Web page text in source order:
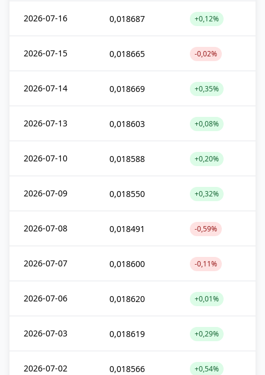
2026-07-16 0,018687 +0,12%
2026-07-15 0,018665 -0,02%
2026-07-14 0,018669 +0,35%
2026-07-13 0,018603 +0,08%
2026-07-10 0,018588 +0,20%
2026-07-09 0,018550 +0,32%
2026-07-08 0,018491 -0,59%
2026-07-07 0,018600 -0,11%
2026-07-06 0,018620 +0,01%
2026-07-03 0,018619 +0,29%
2026-07-02 0,018566 +0,54%